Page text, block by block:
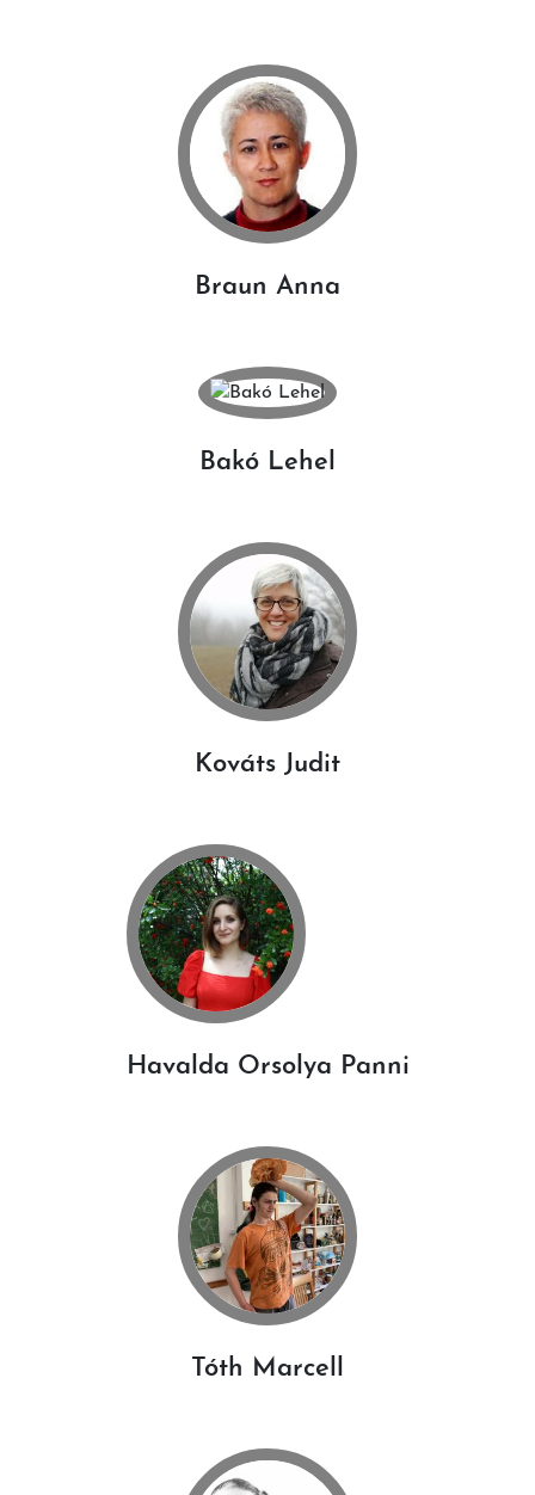
Braun Anna
Bakó Lehel
Kováts Judit
Havalda Orsolya Panni
Tóth Marcell